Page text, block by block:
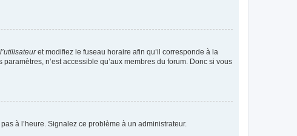
et modifiez le fuseau horaire afin qu’il corresponde à la
n’est accessible qu’aux membres du forum. Donc si vous
à l’heure. Signalez ce problème à un administrateur.